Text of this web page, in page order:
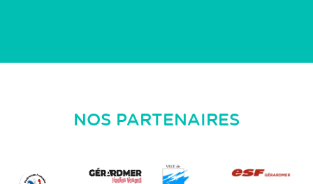
NOS PARTENAIRES